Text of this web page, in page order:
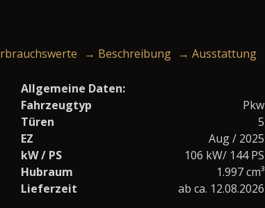
→ Beschreibung → Ausstattung
Allgemeine Daten:
Fahrzeugtyp
Pkw
Türen
5
EZ
Aug / 2025
kW / PS
106 kW/ 144 PS
Hubraum
1.997 cm³
Lieferzeit
ab ca. 12.08.2026